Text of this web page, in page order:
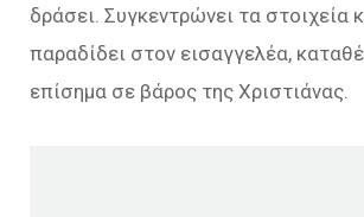
δράσει. Συγκεντρώνει τα στοιχεία
παραδίδει στον εισαγγελέα,
επίσημα σε βάρος της Χριστιάνας.